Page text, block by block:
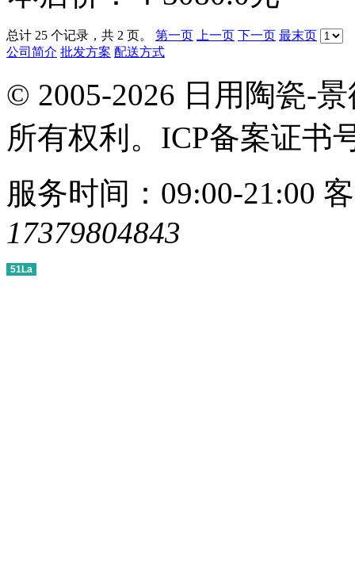
总计 25 个记录，共 2 页。 第一页 上一页 下一页 最末页
公司简介 批发方案 配送方式
© 2005-2026 日用陶瓷-
所有权利。ICP备案证书
服务时间：09:00-21:00
17379804843
51La